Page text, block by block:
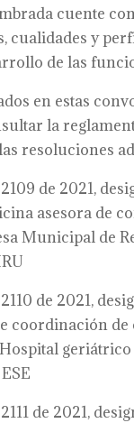
cuente
cualidades y
de las
en estas
la
resoluciones
de 2021,
asesora de
Municipal de
de 2021,
coordinación
geriátrico
de 2021,